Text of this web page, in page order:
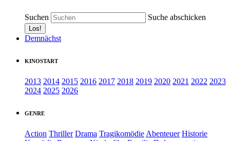
Suchen Suche abschicken
Demnächst
KINOSTART
2013 2014 2015 2016 2017 2018 2019 2020 2021 2022 2023
2024 2025 2026
GENRE
Action Thriller Drama Tragikomödie Abenteuer Historie